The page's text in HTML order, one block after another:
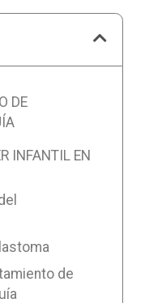
DE
INFANTIL EN
de